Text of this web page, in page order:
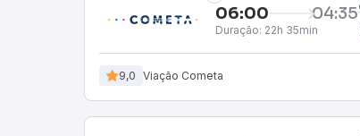
06:00 04:35
Duração: 22h 35min
9,0 Viação Cometa